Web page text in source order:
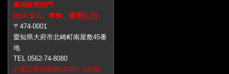
車両販売部門
(カスタム、車検、修理など)
〒474-0001
愛知県大府市北崎町南屋敷45番
地
TEL 0562-74-8080
お電話受付時間13:00～19:00